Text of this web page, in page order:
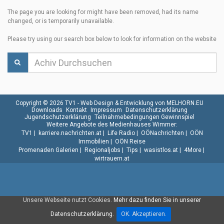
The page you are looking for might have been removed, had its name
changed, or is temporarily unavailable.
Please try using our search box below to look for information on the website
Unsere Webseite nutzt Cookies. Mehr dazu finden Sie in unserer
Datenschutzerklärung.
OK. Akzeptieren.
Copyright © 2026 TV1 - Web Design & Entwicklung von MELHORN.EU
Downloads
Kontakt Impressum
Datenschutzerklärung
Jugendschutzerklärung Teilnahmebedingungen Gewinnspiel
Weitere Angebote des Medienhauses Wimmer:
TV1
karriere.nachrichten.at| Life Radio| OÖNachrichten
OÖN
Immobilien
OÖN Reise
Promenaden Galerien
Regionaljobs Tips wasistlos.at| 4More|
wirtrauern.at